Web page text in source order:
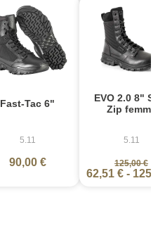
Fast-Tac 6"
5.11
90,00 €
EVO 2.0 8"
Zip femme
5.11
125,00 €
62,51 € -